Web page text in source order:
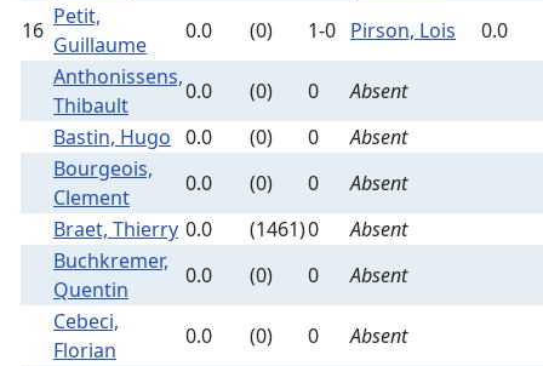
16
Petit,
Guillaume
0.0 (0) 1-0 Pirson, Lois
0.0
Anthonissens,
Thibault
0.0 (0) 0
Absent
Bastin, Hugo 0.0 (0) 0
Absent
Bourgeois,
Clement
0.0 (0) 0
Absent
Braet, Thierry 0.0 (1461)0
Absent
Buchkremer,
Quentin
0.0 (0) 0
Absent
Cebeci,
Florian
0.0 (0) 0
Absent